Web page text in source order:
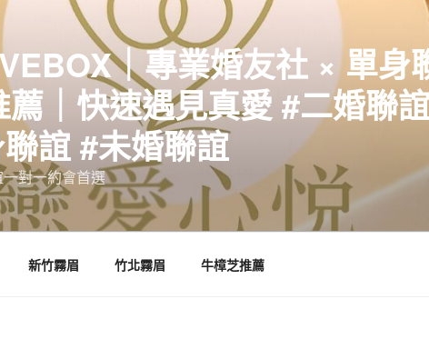
｜專業婚友社 × 單身
｜快速遇見真愛 #二婚聯
誼 #未婚聯誼
對一約會首選
新竹霧眉 竹北霧眉 牛樟芝推薦